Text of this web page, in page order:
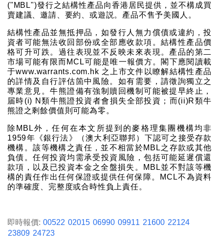
("MBL")發行之結構性產品向香港居民提供，並不構成買
賣建議、邀請、要約、或遊説。產品不售予美國人。
結構性產品並無抵押品，如發行人無力償債或違約，投
資者可能無法收回部份或全部應收款項。結構性產品價
格可升可跌。過往表現並不反映未來表現。產品的第二
市場可能有限而MCL可能是唯一報價方。閣下應閱讀載
于www.warrants.com.hk 之上市文件以瞭解結構性產品
的詳情及自行評估箇中風險。如有需要，請徵詢獨立之
專業意見。牛熊證備有強制贖回機制可能被提早終止，
届時(i) N類牛熊證投資者會損失全部投資；而(ii)R類牛
熊證之剩餘價值則可能為零。
除MBL外，任何在本文所提到的麥格理集團機構均非
1959年《銀行法》（澳大利亞聯邦）下認可之接受存款
機構。該等機構之責任，並不相當於MBL之存款或其他
負債。任何投資均需承受投資風險，包括可能延遲償還
款項，以及已投資本金之全盤損失。MBL並不對該等機
構的責任作出任何保證或提供任何保障。MCL不為資料
的準確度、完整度或合時性負上責任。
即時報價: 00522 02015 06990 09911 21600 22124
23809 24723